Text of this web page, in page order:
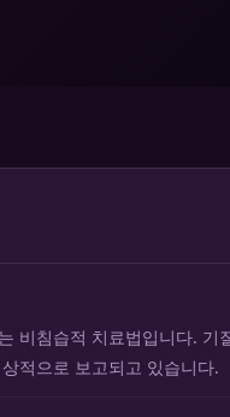
비침습적 치료법입니다. 기
적으로 보고되고 있습니다.